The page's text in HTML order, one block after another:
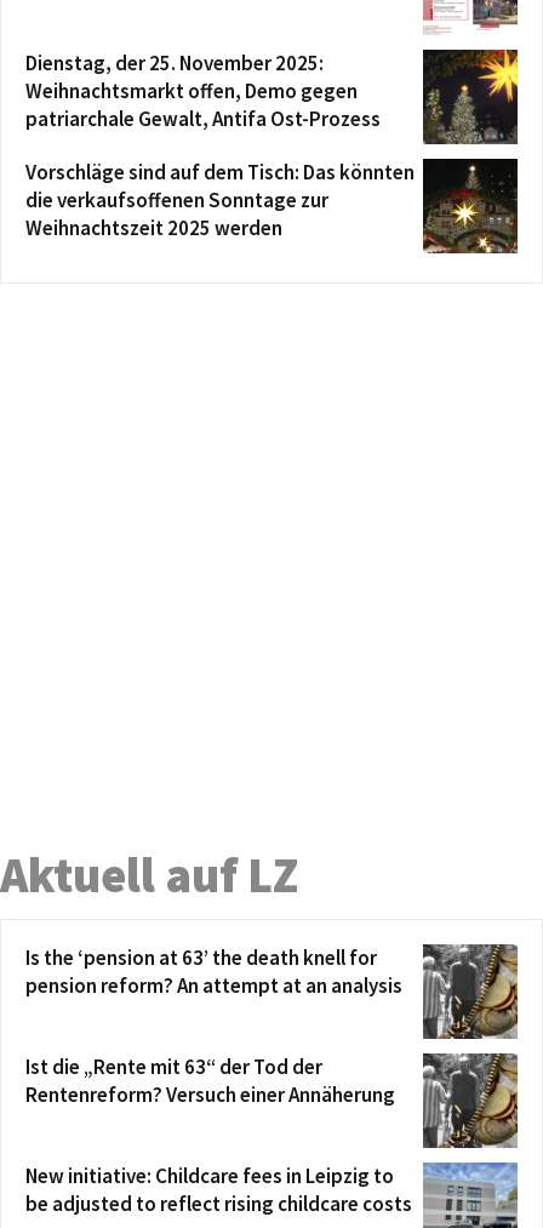
Dienstag, der 25. November 2025:
Weihnachtsmarkt offen, Demo gegen
patriarchale Gewalt, Antifa Ost-Prozess
Vorschläge sind auf dem Tisch: Das könnten
die verkaufsoffenen Sonntage zur
Weihnachtszeit 2025 werden
Aktuell auf LZ
Is the ‘pension at 63’ the death knell for
pension reform? An attempt at an analysis
Ist die „Rente mit 63“ der Tod der
Rentenreform? Versuch einer Annäherung
New initiative: Childcare fees in Leipzig to
be adjusted to reflect rising childcare costs